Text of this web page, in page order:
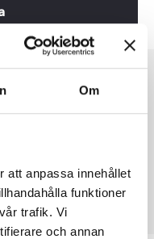
Om
att anpassa innehållet
funktioner
trafik. Vi
och annan